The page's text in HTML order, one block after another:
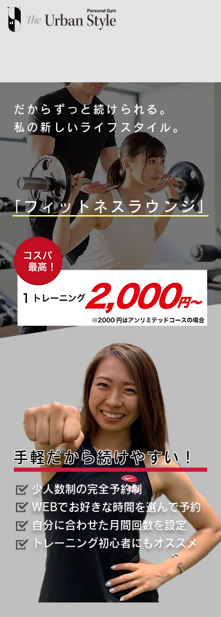
だからずっと続けられる。
私の新しいライフスタイル。
「フィットネスラウンジ」
手軽だから続けやすい！
少人数制の完全予約制
WEBでお好きな時間を選んで予約
自分に合わせた月間回数を設定
トレーニング初心者にもオススメ